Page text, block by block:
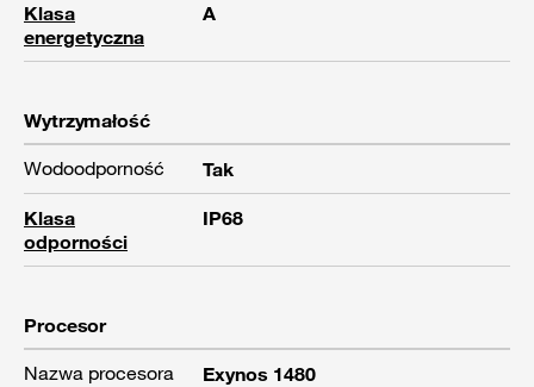
Klasa
energetyczna
A
Wytrzymałość
Wodoodporność
Tak
Klasa
odporności
IP68
Procesor
Nazwa procesora
Exynos 1480